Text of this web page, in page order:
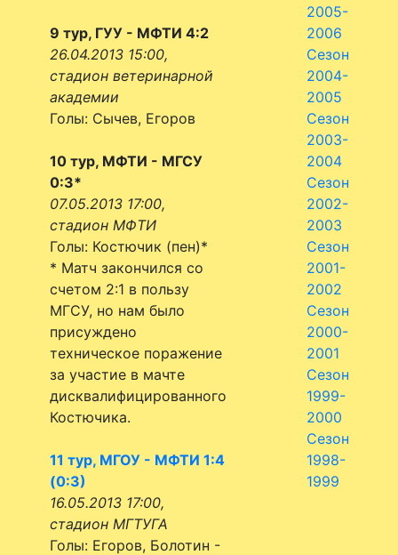
9 тур, ГУУ - МФТИ 4:2
26.04.2013 15:00,
стадион ветеринарной
академии
Голы: Сычев, Егоров
10 тур, МФТИ - МГСУ
0:3*
07.05.2013 17:00,
стадион МФТИ
Голы: Костючик (пен)*
* Матч закончился со
счетом 2:1 в пользу
МГСУ, но нам было
присуждено
техническое поражение
за участие в мачте
дисквалифицированного
Костючика.
11 тур, МГОУ - МФТИ 1:4
(0:3)
16.05.2013 17:00,
стадион МГТУГА
Голы: Егоров, Болотин -
2005-
2006
Сезон
2004-
2005
Сезон
2003-
2004
Сезон
2002-
2003
Сезон
2001-
2002
Сезон
2000-
2001
Сезон
1999-
2000
Сезон
1998-
1999